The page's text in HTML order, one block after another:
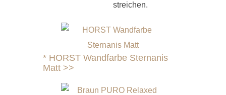
streichen.
* HORST Wandfarbe Sternanis
Matt >>